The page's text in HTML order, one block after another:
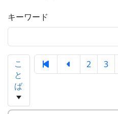
キーワード
こ
と
ば
2 3